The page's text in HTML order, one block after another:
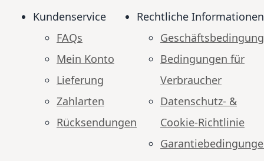
Kundenservice
FAQs
Mein Konto
Lieferung
Zahlarten
Rücksendungen
Rechtliche Informationen
Bedingungen für
Verbraucher
Datenschutz- &
Cookie-Richtlinie